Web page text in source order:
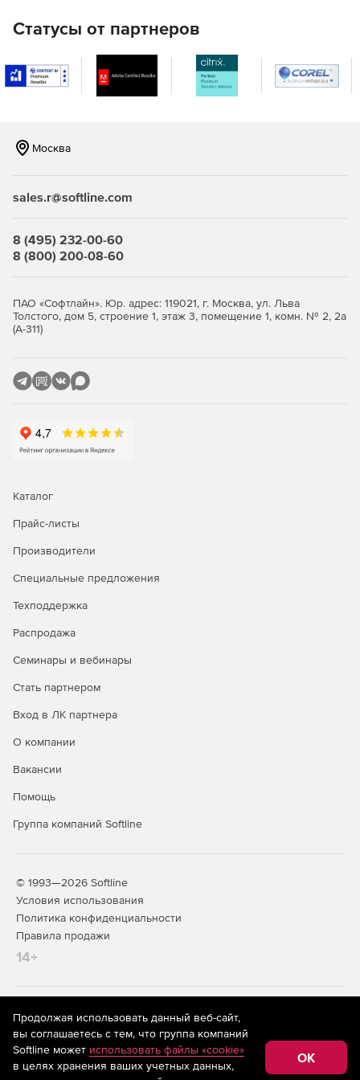
Статусы от партнеров
Москва
sales.r@softline.com
8 (495) 232-00-60
8 (800) 200-08-60
ПАО «Софтлайн». Юр. адрес: 119021, г. Москва, ул. Льва
Толстого, дом 5, строение 1, этаж 3, помещение 1, комн. № 2, 2а
(А-311)
Каталог
Прайс-листы
Производители
Специальные предложения
Техподдержка
Распродажа
Семинары и вебинары
Стать партнером
Вход в ЛК партнера
О компании
Вакансии
Помощь
Группа компаний Softline
© 1993—2026 Softline
Условия использования
Политика конфиденциальности
Правила продажи
14+
На информационном ресурсе store.softline.ru применяются
рекомендательные технологии
(информационные технологии
предоставления информации на основе сбора,
систематизации и анализа сведений, относящихся к
предпочтениям пользователей сети «Интернет»,
Продолжая использовать данный веб-сайт,
вы соглашаетесь с тем, что группа компаний
Softline может использовать файлы «cookie»
в целях хранения ваших учетных данных,
OK